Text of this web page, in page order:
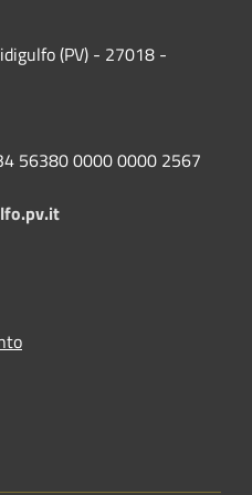
(PV) - 27018 -
56380 0000 0000 2567